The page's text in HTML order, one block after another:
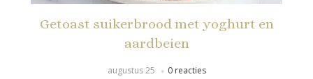
Getoast suikerbrood met yoghurt en
aardbeien
augustus 25 0 reacties